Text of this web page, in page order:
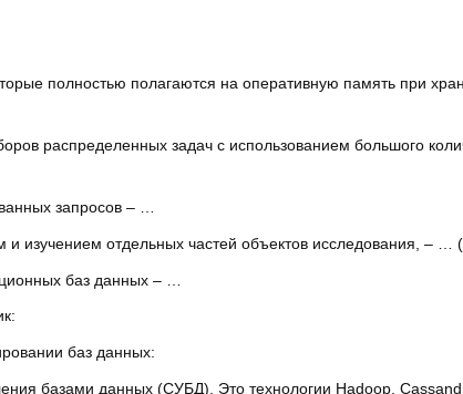
полностью полагаются на оперативную память при
распределенных задач с использованием большого
запросов – …
изучением отдельных частей объектов исследования, – …
баз данных – …
баз данных:
базами данных (СУБД). Это технологии Hadoop,